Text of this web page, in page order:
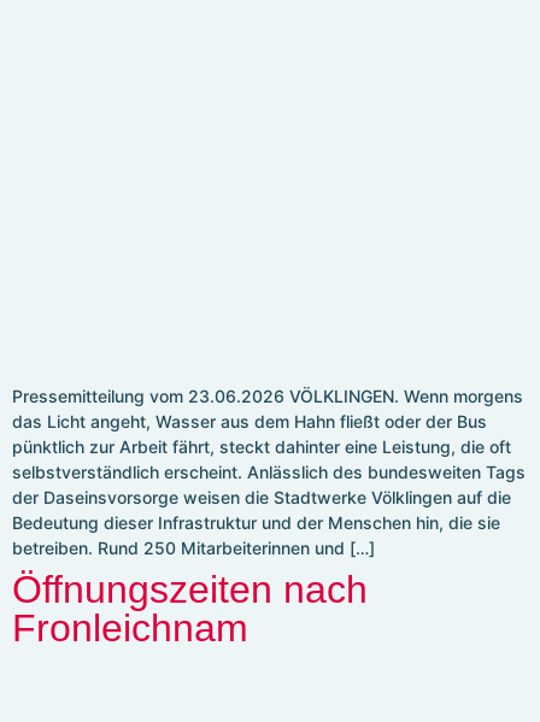
Pressemitteilung vom 23.06.2026 VÖLKLINGEN. Wenn morgens
das Licht angeht, Wasser aus dem Hahn fließt oder der Bus
pünktlich zur Arbeit fährt, steckt dahinter eine Leistung, die oft
selbstverständlich erscheint. Anlässlich des bundesweiten Tags
der Daseinsvorsorge weisen die Stadtwerke Völklingen auf die
Bedeutung dieser Infrastruktur und der Menschen hin, die sie
betreiben. Rund 250 Mitarbeiterinnen und […]
Öffnungszeiten nach
Fronleichnam